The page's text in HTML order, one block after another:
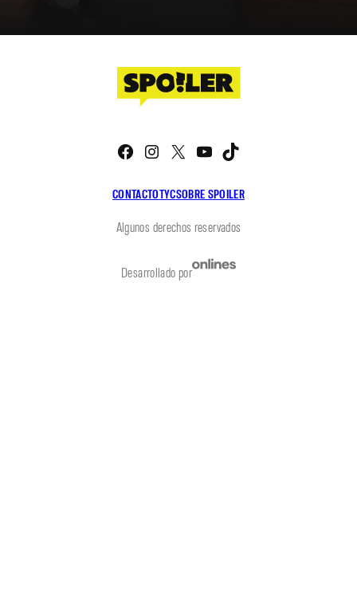
CONTACTOTYCSOBRE SPOILER
Facebook
Instagram
X YouTube
Algunos derechos reservados
Desarrollado por